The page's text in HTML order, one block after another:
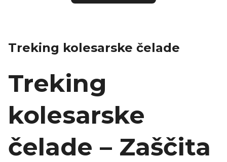
Treking kolesarske čelade
Treking
kolesarske
čelade – Zaščita